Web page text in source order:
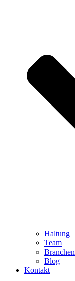
Haltung
Team
Branchen
Blog
Kontakt